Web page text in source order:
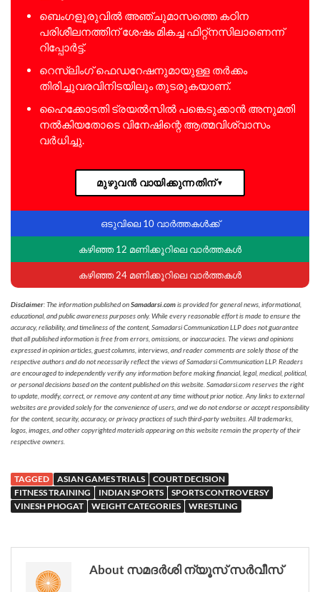
ബെംഗളൂരുവിൽ അഞ്ചുമാസത്തെ കഠിന
പരിശീലനത്തിന് ശേഷം മികച്ച ഫിറ്റ്നസിലാണെന്ന്
റിപ്പോർട്ട്.
റെസ്‌ലിംഗ് ഫെഡറേഷനുമായുള്ള തർക്കം
തിരിച്ചുവരവിനിടയിലും തുടരുകയാണ്.
ഹൈക്കോടതി ട്രയൽസിൽ പങ്കെടുക്കാൻ അനുമതി
നൽകിയതോടെ വിനേഷിന്റെ ആത്മവിശ്വാസം
വർധിച്ചു.
മുഴുവൻ വായിക്കുന്നതിന്▼
ഒടുവിലെ 10 വാർത്തകൾക്ക്
കഴിഞ്ഞ 12 മണിക്കൂറിലെ വാർത്തകൾ
കഴിഞ്ഞ 24 മണിക്കൂറിലെ വാർത്തകൾ
Disclaimer: The information published onSamadarsi.comis provided for general news, informational,
educational, and public awareness purposes only. While every reasonable effort is made to ensure the
accuracy, reliability, and timeliness of the content, Samadarsi Communication LLP does not guarantee
that all published information is free from errors, omissions, or inaccuracies. The views and opinions
expressed in opinion articles, guest columns, interviews, and reader comments are solely those of the
respective authors and do not necessarily reflect the views of Samadarsi Communication LLP. Readers
are encouraged to independently verify any information before making financial, legal, medical, political,
or personal decisions based on the content published on this website. Samadarsi.com reserves the right
to update, modify, correct, or remove any content at any time without prior notice. Any links to external
websites are provided solely for the convenience of users, and we do not endorse or accept responsibility
for the content, security, accuracy, or privacy practices of such third-party websites. All trademarks,
logos, images, and other copyrighted materials appearing on this website remain the property of their
respective owners.
TAGGED ASIAN GAMES TRIALS
COURT DECISION
FITNESS TRAINING
INDIAN SPORTS
SPORTS CONTROVERSY
VINESH PHOGAT
WEIGHT CATEGORIES WRESTLING
About സമദർശി ന്യൂസ് സർവീസ്